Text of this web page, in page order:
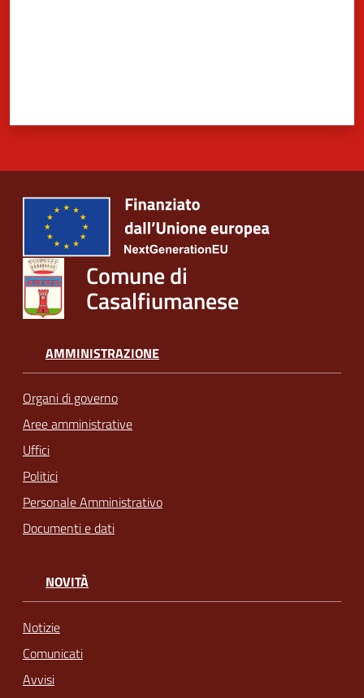
Comune di
Casalfiumanese
AMMINISTRAZIONE
Organi di governo
Aree amministrative
Uffici
Politici
Personale Amministrativo
Documenti e dati
NOVITÀ
Notizie
Comunicati
Avvisi